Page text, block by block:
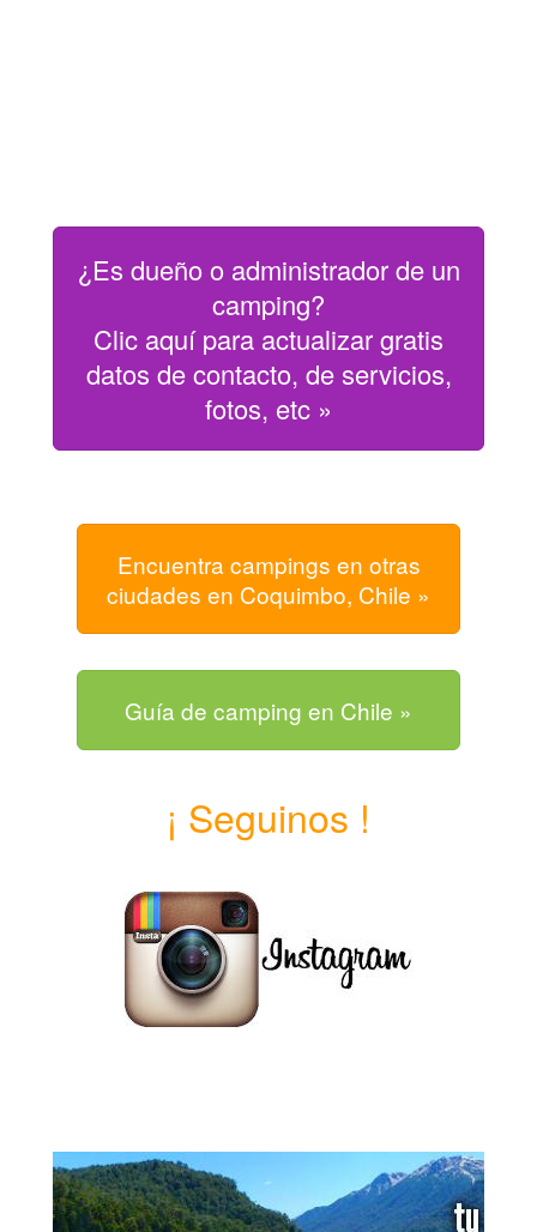
¿Es dueño o administrador de un
camping?
Clic aquí para actualizar gratis
datos de contacto, de servicios,
fotos, etc »
Encuentra campings en otras
ciudades en Coquimbo, Chile »
Guía de camping en Chile »
¡ Seguinos !